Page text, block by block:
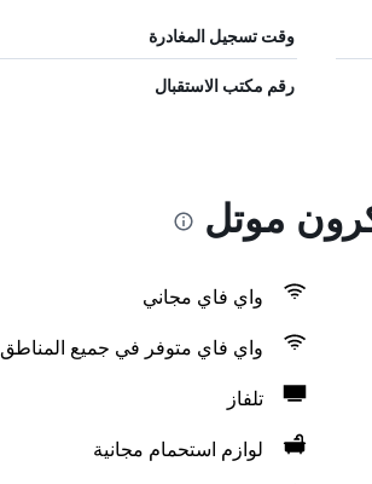
وقت تسجيل المغادرة
رقم مكتب الاستقبال
واي فاي مجاني
واي فاي متوفر في جميع المناطق
تلفاز
لوازم استحمام مجانية